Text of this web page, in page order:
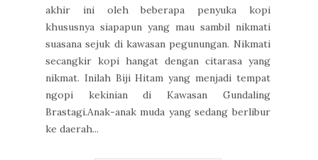
akhir ini oleh beberapa penyuka kopi
khususnya siapapun yang mau sambil nikmati
suasana sejuk di kawasan pegunungan. Nikmati
secangkir kopi hangat dengan citarasa yang
nikmat. Inilah Biji Hitam yang menjadi tempat
ngopi kekinian di Kawasan Gundaling
Brastagi.Anak-anak muda yang sedang berlibur
ke daerah...